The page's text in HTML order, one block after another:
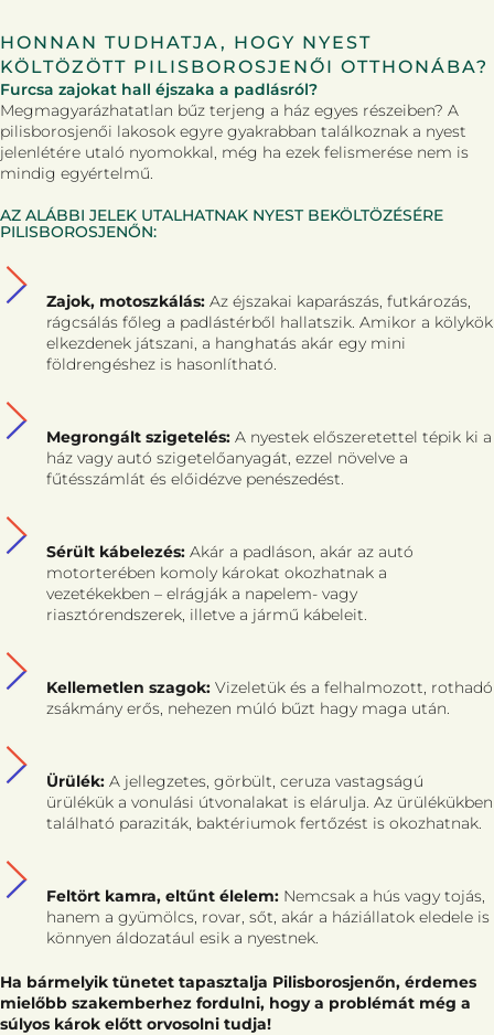
HONNAN TUDHATJA, HOGY NYEST
KÖLTÖZÖTT PILISBOROSJENŐI OTTHONÁBA?
Furcsa zajokat hall éjszaka a padlásról?
Megmagyarázhatatlan bűz terjeng a ház egyes részeiben? A
pilisborosjenői lakosok egyre gyakrabban találkoznak a nyest
jelenlétére utaló nyomokkal, még ha ezek felismerése nem is
mindig egyértelmű.
AZ ALÁBBI JELEK UTALHATNAK NYEST BEKÖLTÖZÉSÉRE
PILISBOROSJENŐN:
Zajok, motoszkálás: Az éjszakai kaparászás, futkározás,
rágcsálás főleg a padlástérből hallatszik. Amikor a kölykök
elkezdenek játszani, a hanghatás akár egy mini
földrengéshez is hasonlítható.
Megrongált szigetelés: A nyestek előszeretettel tépik ki a
ház vagy autó szigetelőanyagát, ezzel növelve a
fűtésszámlát és előidézve penészedést.
Sérült kábelezés: Akár a padláson, akár az autó
motorterében komoly károkat okozhatnak a
vezetékekben – elrágják a napelem- vagy
riasztórendszerek, illetve a jármű kábeleit.
Kellemetlen szagok: Vizeletük és a felhalmozott, rothadó
zsákmány erős, nehezen múló bűzt hagy maga után.
Ürülék: A jellegzetes, görbült, ceruza vastagságú
ürülékük a vonulási útvonalakat is elárulja. Az ürülékükben
található paraziták, baktériumok fertőzést is okozhatnak.
Feltört kamra, eltűnt élelem: Nemcsak a hús vagy tojás,
hanem a gyümölcs, rovar, sőt, akár a háziállatok eledele is
könnyen áldozatául esik a nyestnek.
Ha bármelyik tünetet tapasztalja Pilisborosjenőn, érdemes
mielőbb szakemberhez fordulni, hogy a problémát még a
súlyos károk előtt orvosolni tudja!